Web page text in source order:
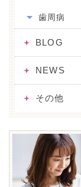
歯周病
BLOG
NEWS
その他